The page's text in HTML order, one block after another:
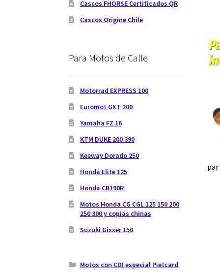
Cascos FHORSE Certificados QR
Cascos Origine Chile
Para Motos de Calle
Motorrad EXPRESS 100
Euromot GXT 200
Yamaha FZ 16
KTM DUKE 200 390
Keeway Dorado 250
Honda Elite 125
Honda CB190R
Motos Honda CG CGL 125 150 200
250 300 y copias chinas
Suzuki Gixxer 150
Motos con CDI especial Pietcard